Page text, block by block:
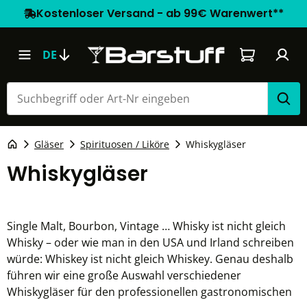
Kostenloser Versand - ab 99€ Warenwert**
DE Warenkorb
Gläser Spirituosen / Liköre Whiskygläser
Whiskygläser
Single Malt, Bourbon, Vintage … Whisky ist nicht gleich
Whisky – oder wie man in den USA und Irland schreiben
würde: Whiskey ist nicht gleich Whiskey. Genau deshalb
führen wir eine große Auswahl verschiedener
Whiskygläser für den professionellen gastronomischen